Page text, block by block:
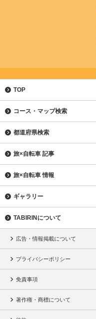
TOP
コース・マップ検索
都道府県検索
旅×自転車 記事
旅×自転車 情報
ギャラリー
TABIRINについて
広告・情報掲載について
プライバシーポリシー
免責事項
著作権・商標について